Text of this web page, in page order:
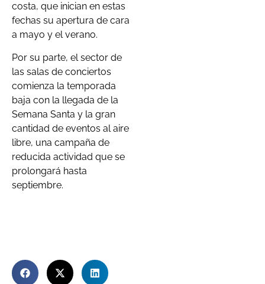
costa, que inician en estas
fechas su apertura de cara
a mayo y el verano.
Por su parte, el sector de
las salas de conciertos
comienza la temporada
baja con la llegada de la
Semana Santa y la gran
cantidad de eventos al aire
libre, una campaña de
reducida actividad que se
prolongará hasta
septiembre.